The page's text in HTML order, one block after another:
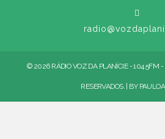
© 2026 RÁDIO VOZ DA PLANÍCIE - 104.5FM -
RESERVADOS. | BY